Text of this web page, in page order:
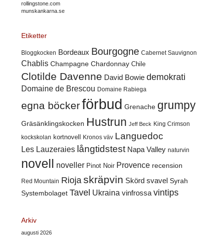
rollingstone.com
munskankarna.se
Etiketter
Bloggkocken Bordeaux Bourgogne Cabernet Sauvignon
Chablis Champagne Chardonnay Chile
Clotilde Davenne David Bowie demokrati
Domaine de Brescou Domaine Rabiega
egna böckerförbud Grenache grumpy
Gräsänklingskocken Hustrun Jeff Beck King Crimson
kockskolan kortnovell Kronos väv Languedoc
Les Lauzeraies långtidstest Napa Valley naturvin
novell noveller Pinot Noir Provence recension
Red Mountain Rioja skräpvin Skörd svavel Syrah
Systembolaget Tavel Ukraina vinfrossa vintips
Arkiv
augusti 2026